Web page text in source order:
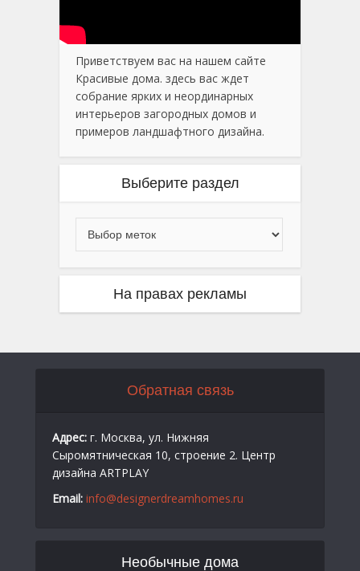
Приветствуем вас на нашем сайте
Красивые дома. здесь вас ждет
собрание ярких и неординарных
интерьеров загородных домов и
примеров ландшафтного дизайна.
Выберите раздел
На правах рекламы
Обратная связь
Адрес: г. Москва, ул. Нижняя
Сыромятническая 10, строение 2. Центр
дизайна ARTPLAY
Email: info@designerdreamhomes.ru
Необычные дома